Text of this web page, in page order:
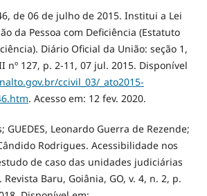
de 06 de julho de 2015. Institui a Lei
da Pessoa com Deficiência (Estatuto
Diário Oficial da União: seção 1,
nº 127, p. 2-11, 07 jul. 2015. Disponível
ccivil_03/_ato2015-
. Acesso em: 12 fev. 2020.
GUEDES, Leonardo Guerra de Rezende;
Rodrigues. Acessibilidade nos
de caso das unidades judiciárias
Baru, Goiânia, GO, v. 4, n. 2, p.